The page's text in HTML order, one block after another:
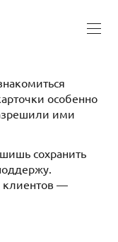
особенно
ими
сохранить
клиентов —